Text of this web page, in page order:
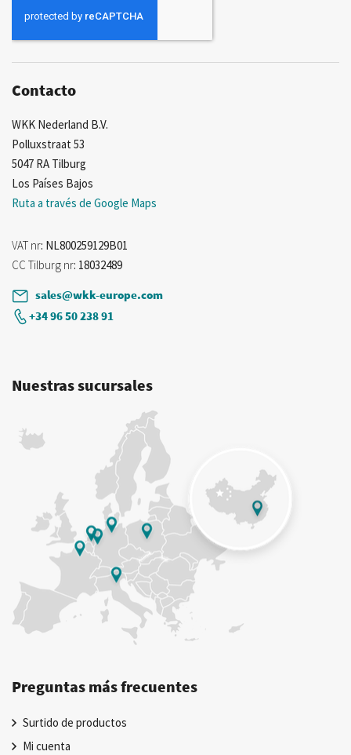
boletín
Contacto
WKK Nederland B.V.
Polluxstraat 53
5047 RA Tilburg
Los Países Bajos
Ruta a través de Google Maps
VAT nr: NL800259129B01
CC Tilburg nr: 18032489
sales@wkk-europe.com
+34 96 50 238 91
Nuestras sucursales
Preguntas más frecuentes
Surtido de productos
Mi cuenta